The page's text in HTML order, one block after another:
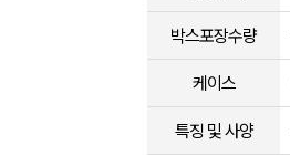
박스포장수량
케이스
특징 및 사양